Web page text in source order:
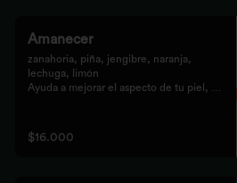
Amanecer
zanahoria, piña, jengibre, naranja,
lechuga, limón
Ayuda a mejorar el aspecto de tu piel,
celular
$16.000